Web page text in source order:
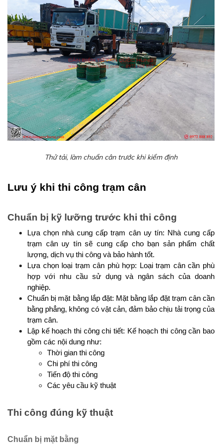
Thử tải, làm chuẩn cân trước khi kiểm định
Lưu ý khi thi công trạm cân
Chuẩn bị kỹ lưỡng trước khi thi công
Lựa chọn nhà cung cấp trạm cân uy tín: Nhà cung cấp
trạm cân uy tín sẽ cung cấp cho bạn sản phẩm chất
lượng, dịch vụ thi công và bảo hành tốt.
Lựa chọn loại trạm cân phù hợp: Loại trạm cân cần phù
hợp với nhu cầu sử dụng và ngân sách của doanh
nghiệp.
Chuẩn bị mặt bằng lắp đặt: Mặt bằng lắp đặt trạm cân cần
bằng phẳng, không có vật cản, đảm bảo chịu tải trọng của
trạm cân.
Lập kế hoạch thi công chi tiết: Kế hoạch thi công cần bao
gồm các nội dung như:
Thời gian thi công
Chi phí thi công
Tiến độ thi công
Các yêu cầu kỹ thuật
Thi công đúng kỹ thuật
Chuẩn bị mặt bằng